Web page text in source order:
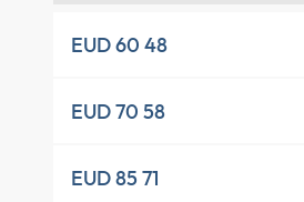
EUD 60 48
EUD 70 58
EUD 85 71